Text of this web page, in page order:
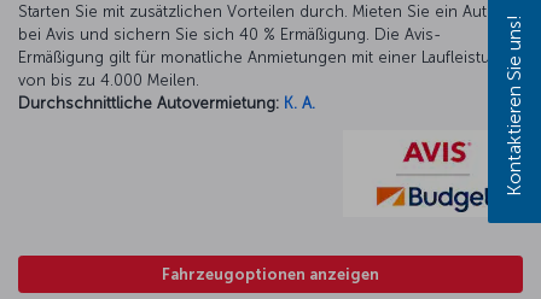
Starten Sie mit zusätzlichen Vorteilen durch. Mieten Sie ein Auto
bei Avis und sichern Sie sich 40 % Ermäßigung. Die Avis-
Ermäßigung gilt für monatliche Anmietungen mit einer Laufleistung
von bis zu 4.000 Meilen.
Durchschnittliche Autovermietung: K. A.
Fahrzeugoptionen anzeigen
Kontaktieren Sie uns!